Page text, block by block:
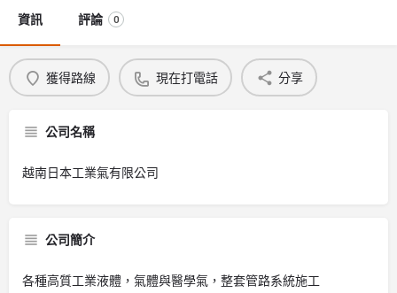
資訊 評論 0
獲得路線 現在打電話 分享
公司名稱
越南日本工業氣有限公司
公司簡介
各種高質工業液體，氣體與醫學氣，整套管路系統施工